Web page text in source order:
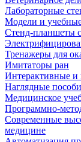
Лабораторные
Модели и
Стенд-планшеты
Тренажеры для
Имитаторы ран
Интерактивные и
Наглядные
Медицинское
Программно-
Современные
медицине